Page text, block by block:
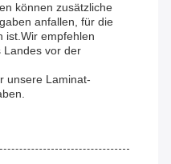
können zusätzliche
anfallen, für die
ist.Wir empfehlen
Landes vor der
unsere Laminat-